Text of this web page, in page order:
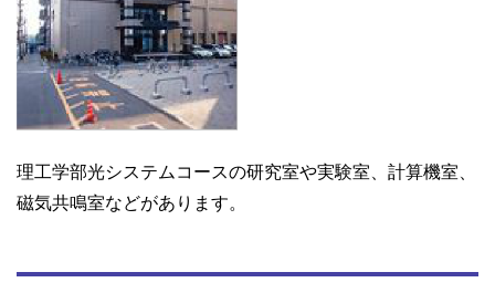
理工学部光システムコースの研究室や実験室、計算機室、
磁気共鳴室などがあります。